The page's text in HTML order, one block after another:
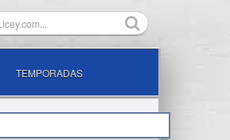
TEMPORADAS